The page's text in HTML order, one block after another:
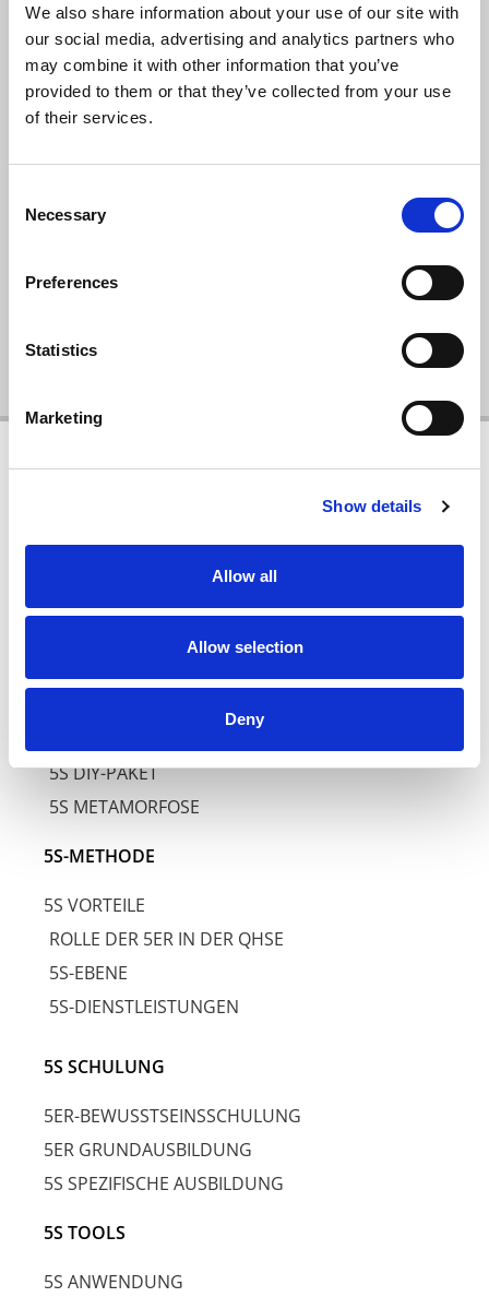
We also share information about your use of our site with
our social media, advertising and analytics partners who
may combine it with other information that you’ve
provided to them or that they’ve collected from your use
of their services.
Selection
Necessary
Preferences
Statistics
Marketing
Show details
Allow all
Allow selection
Deny
AKTIVIERUNGSPAKET
KÖNNEN SIE SCHNELL
ETWAS BEWIRKEN!
Wir haben jetzt ein 5S-
Aktivierungspaket, mit dem Sie
Zum Aktivierungspaket gehen
GEMBA WALK
5S DIY-PAKET
5S METAMORFOSE
5S-METHODE
5S VORTEILE
ROLLE DER 5ER IN DER QHSE
5S-EBENE
5S-DIENSTLEISTUNGEN
5S SCHULUNG
5ER-BEWUSSTSEINSSCHULUNG
5ER GRUNDAUSBILDUNG
5S SPEZIFISCHE AUSBILDUNG
5S TOOLS
5S ANWENDUNG